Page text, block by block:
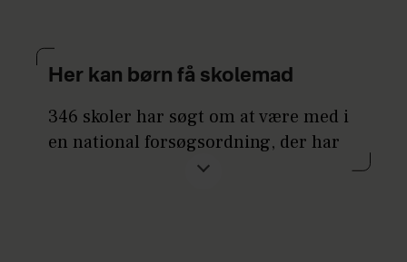
Her kan børn få skolemad
346 skoler har søgt om at være med i
en national forsøgsordning, der har
til formål at give bedre